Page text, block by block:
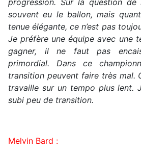
souvent eu le ballon, mais
tenue élégante, ce n’est pas
Je préfère une équipe avec une
gagner, il ne faut pas
primordial. Dans ce
transition peuvent faire très mal.
travaille sur un tempo plus lent.
subi peu de transition.
Melvin Bard :